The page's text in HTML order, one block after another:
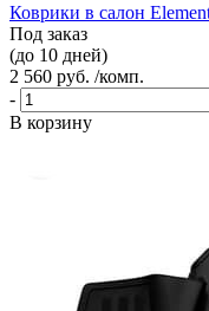
Коврики в салон
Под заказ
(до 10 дней)
2 560 руб. /комп.
-
В корзину